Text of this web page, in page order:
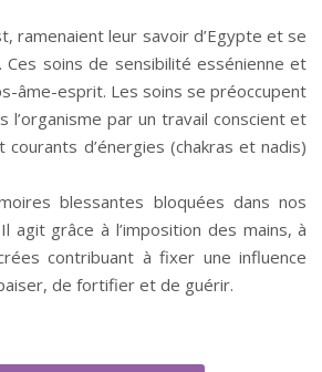
ramenaient leur savoir d’Egypte et se
Ces soins de sensibilité essénienne et
âme-esprit. Les soins se préoccupent
par un travail conscient et
d’énergies (chakras et nadis)
blessantes bloquées dans nos
grâce à l’imposition des mains, à
contribuant à fixer une influence
de fortifier et de guérir.